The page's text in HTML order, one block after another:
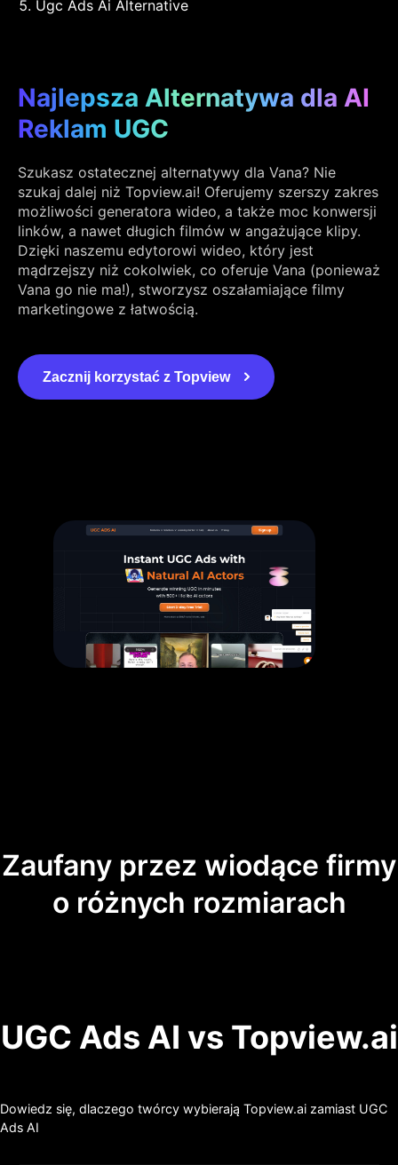
Ugc Ads Ai Alternative
Najlepsza Alternatywa dla AI
Reklam UGC
Szukasz ostatecznej alternatywy dla Vana? Nie
szukaj dalej niż Topview.ai! Oferujemy szerszy zakres
możliwości generatora wideo, a także moc konwersji
linków, a nawet długich filmów w angażujące klipy.
Dzięki naszemu edytorowi wideo, który jest
mądrzejszy niż cokolwiek, co oferuje Vana (ponieważ
Vana go nie ma!), stworzysz oszałamiające filmy
marketingowe z łatwością.
Zacznij korzystać z Topview
Zaufany przez wiodące firmy
o różnych rozmiarach
UGC Ads AI vs Topview.ai
Dowiedz się, dlaczego twórcy wybierają Topview.ai zamiast UGC
Ads AI